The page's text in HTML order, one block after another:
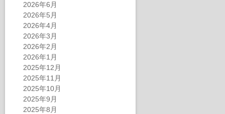
2026年6月
2026年5月
2026年4月
2026年3月
2026年2月
2026年1月
2025年12月
2025年11月
2025年10月
2025年9月
2025年8月